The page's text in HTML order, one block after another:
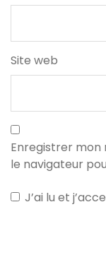
Site web
Enregistrer mon
le navigateur
J’ai lu et